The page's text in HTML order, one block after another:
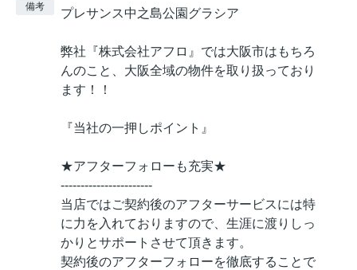
備考 プレサンス中之島公園グラシア
弊社『株式会社アフロ』では大阪市はもちろ
んのこと、大阪全域の物件を取り扱っており
ます！！
『当社の一押しポイント』
★アフターフォローも充実★
-----------------------
当店ではご契約後のアフターサービスには特
に力を入れておりますので、生涯に渡りしっ
かりとサポートさせて頂きます。
契約後のアフターフォローを徹底することで